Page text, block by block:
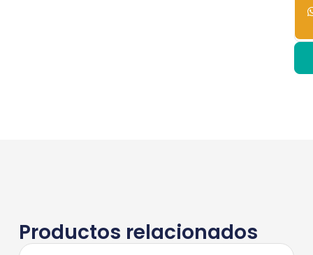
Productos relacionados